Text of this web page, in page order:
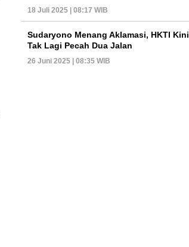
18 Juli 2025 | 08:17 WIB
Sudaryono Menang Aklamasi, HKTI Kini
Tak Lagi Pecah Dua Jalan
26 Juni 2025 | 08:35 WIB